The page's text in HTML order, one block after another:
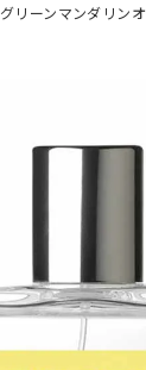
グリーンマンダリン